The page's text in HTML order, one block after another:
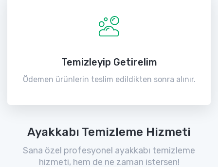
Temizleyip Getirelim
Ödemen ürünlerin teslim edildikten sonra alınır.
Ayakkabı Temizleme Hizmeti
Sana özel profesyonel ayakkabı temizleme
hizmeti, hem de ne zaman istersen!